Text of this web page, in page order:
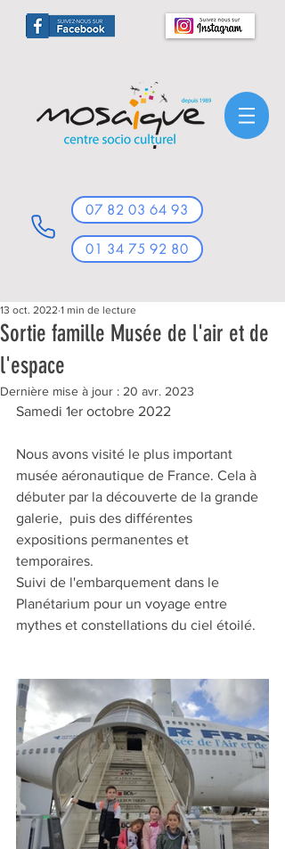
07 82 03 64 93
01 34 75 92 80
Sortie famille Musée de l'air et de
l'espace
13 oct. 2022 1 min de lecture
Dernière mise à jour : 20 avr. 2023
Samedi 1er octobre 2022
Nous avons visité le plus important
musée aéronautique de France. Cela à
débuter par la découverte de la grande
galerie,  puis des différentes
expositions permanentes et
temporaires.
Suivi de l'embarquement dans le
Planétarium pour un voyage entre
mythes et constellations du ciel étoilé.